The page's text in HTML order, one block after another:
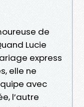
de
Lucie
express
elle ne
avec
l’autre